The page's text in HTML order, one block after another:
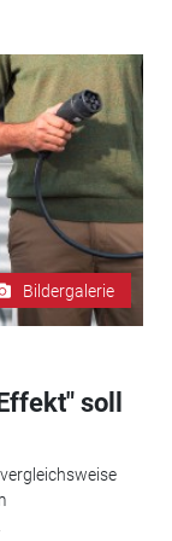
Bildergalerie
soll